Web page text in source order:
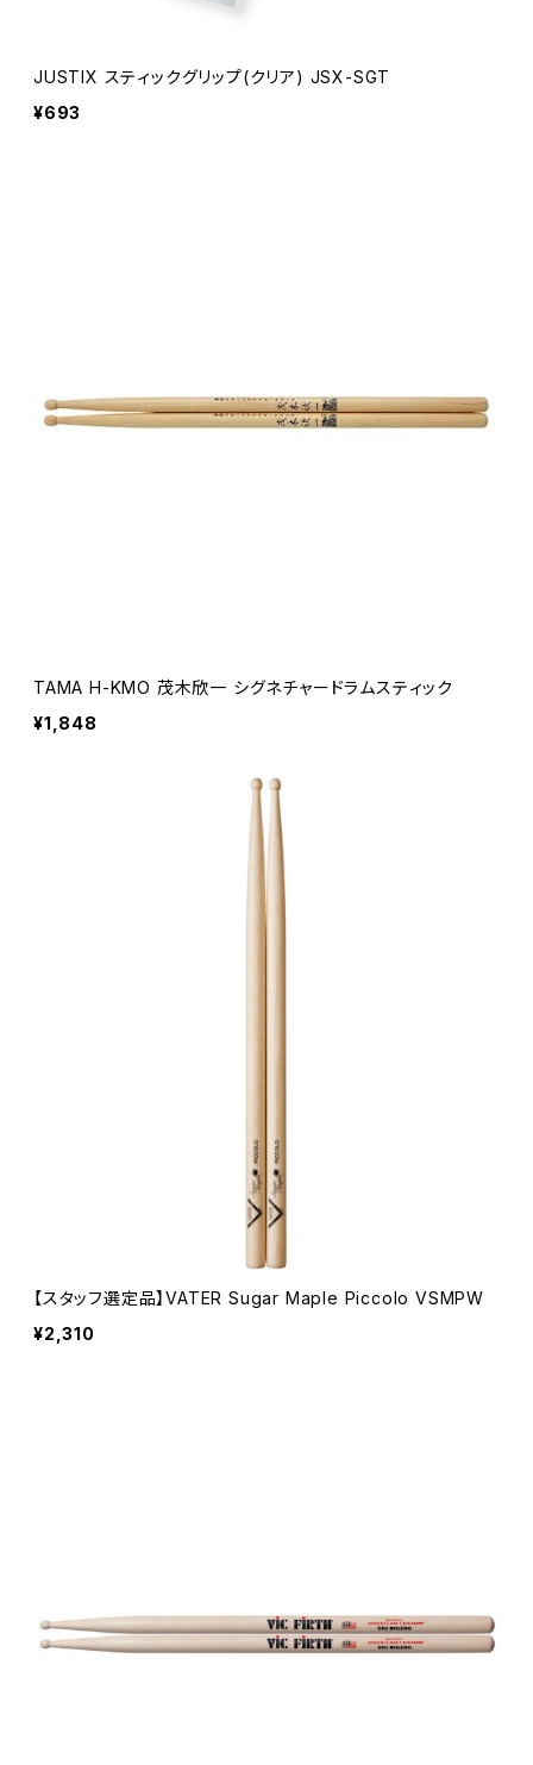
JUSTIX スティックグリップ(クリア) JSX-SGT
¥693
TAMA H-KMO 茂木欣一 シグネチャードラムスティック
¥1,848
【スタッフ選定品】VATER Sugar Maple Piccolo VSMPW
¥2,310